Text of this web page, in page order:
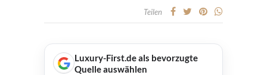
Teilen
Luxury-First.de als bevorzugte
Quelle auswählen